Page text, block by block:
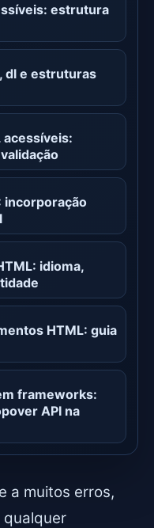
estrutura
dl e estruturas
acessíveis:
incorporação
idioma,
HTML: guia
frameworks:
API na
a muitos erros,
qualquer